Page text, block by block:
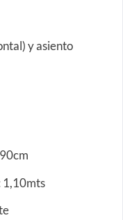
y asiento
1,10mts